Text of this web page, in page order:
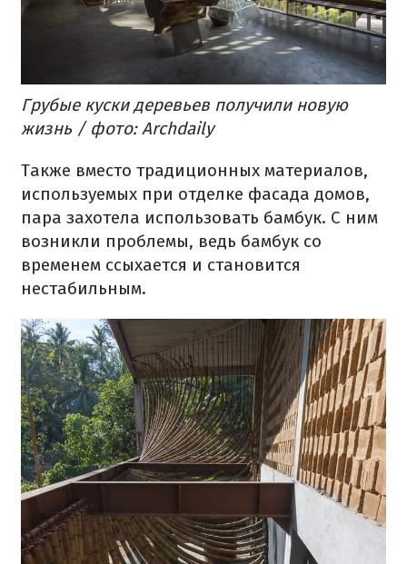
Грубые куски деревьев получили новую
жизнь / фото: Archdaily
Также вместо традиционных материалов,
используемых при отделке фасада домов,
пара захотела использовать бамбук. С ним
возникли проблемы, ведь бамбук со
временем ссыхается и становится
нестабильным.